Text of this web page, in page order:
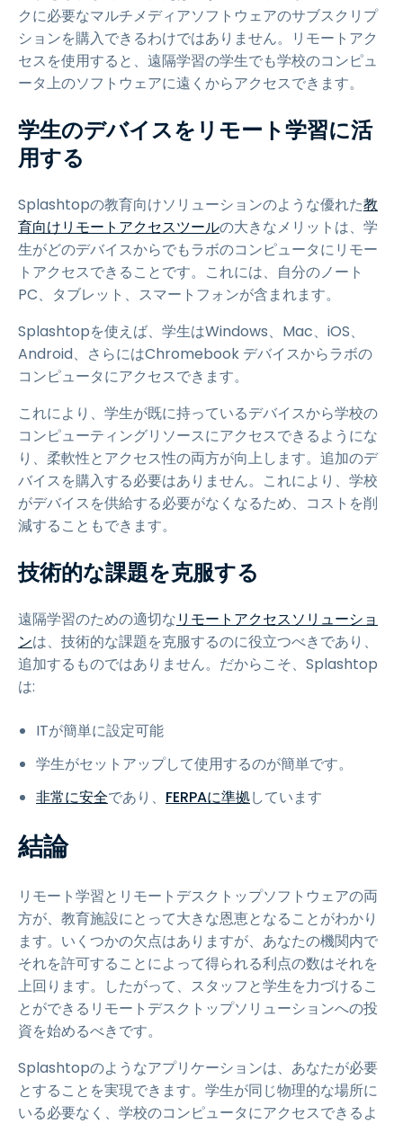
クに必要なマルチメディアソフトウェアのサブスクリプ
ションを購入できるわけではありません。リモートアク
セスを使用すると、遠隔学習の学生でも学校のコンピュ
ータ上のソフトウェアに遠くからアクセスできます。
学生のデバイスをリモート学習に活
用する
Splashtopの教育向けソリューションのような優れた教
育向けリモートアクセスツールの大きなメリットは、学
生がどのデバイスからでもラボのコンピュータにリモー
トアクセスできることです。これには、自分のノート
PC、タブレット、スマートフォンが含まれます。
Splashtopを使えば、学生はWindows、Mac、iOS、
Android、さらにはChromebook デバイスからラボの
コンピュータにアクセスできます。
これにより、学生が既に持っているデバイスから学校の
コンピューティングリソースにアクセスできるようにな
り、柔軟性とアクセス性の両方が向上します。追加のデ
バイスを購入する必要はありません。これにより、学校
がデバイスを供給する必要がなくなるため、コストを削
減することもできます。
技術的な課題を克服する
遠隔学習のための適切なリモートアクセスソリューショ
ンは、技術的な課題を克服するのに役立つべきであり、
追加するものではありません。だからこそ、Splashtop
は:
ITが簡単に設定可能
学生がセットアップして使用するのが簡単です。
非常に安全であり、 FERPAに準拠しています
結論
リモート学習とリモートデスクトップソフトウェアの両
方が、教育施設にとって大きな恩恵となることがわかり
ます。いくつかの欠点はありますが、あなたの機関内で
それを許可することによって得られる利点の数はそれを
上回ります。したがって、スタッフと学生を力づけるこ
とができるリモートデスクトップソリューションへの投
資を始めるべきです。
Splashtopのようなアプリケーションは、あなたが必要
とすることを実現できます。学生が同じ物理的な場所に
いる必要なく、学校のコンピュータにアクセスできるよ